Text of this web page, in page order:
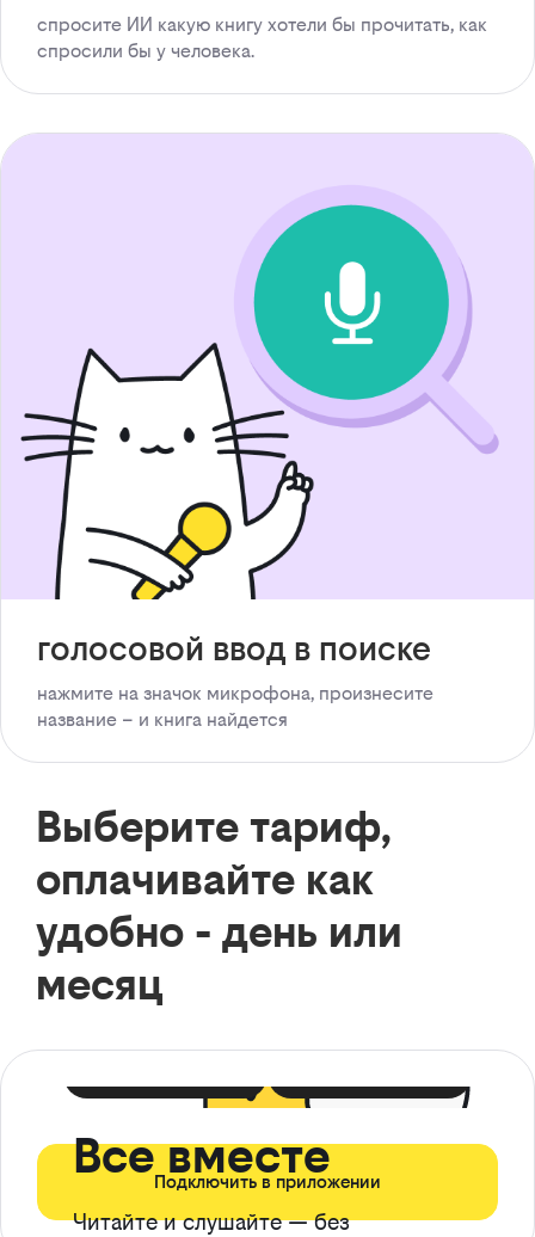
спросите ИИ какую книгу хотели бы прочитать, как
спросили бы у человека.
голосовой ввод в поиске
нажмите на значок микрофона, произнесите
название – и книга найдется
Выберите тариф,
оплачивайте как
удобно - день или
месяц
Все вместе
Читайте и слушайте — без
Подключить в приложении